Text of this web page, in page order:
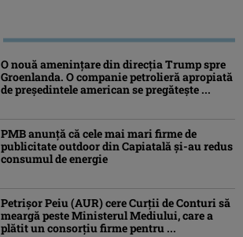
O nouă amenințare din direcția Trump spre
Groenlanda. O companie petrolieră apropiată
de președintele american se pregătește ...
PMB anunță că cele mai mari firme de
publicitate outdoor din Capiatală și-au redus
consumul de energie
Petrişor Peiu (AUR) cere Curții de Conturi să
meargă peste Ministerul Mediului, care a
plătit un consorţiu firme pentru ...